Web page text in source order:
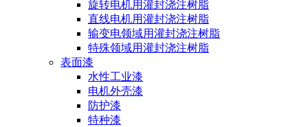
旋转电机用灌封浇注树脂
直线电机用灌封浇注树脂
输变电领域用灌封浇注树脂
特殊领域用灌封浇注树脂
表面漆
水性工业漆
电机外壳漆
防护漆
特种漆